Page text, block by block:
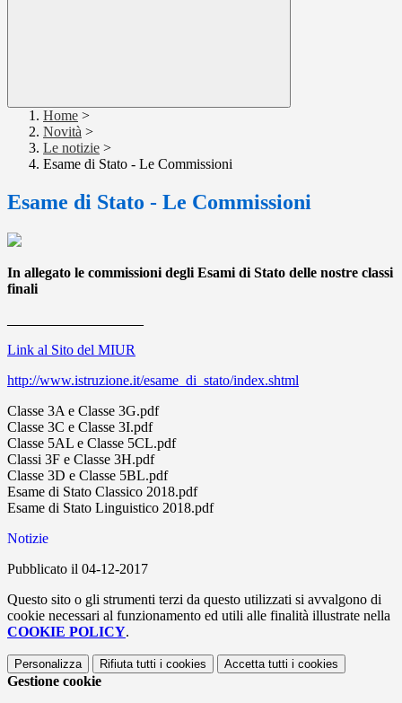
Home >
Novità >
Le notizie >
Esame di Stato - Le Commissioni
Esame di Stato - Le Commissioni
In allegato le commissioni degli Esami di Stato delle nostre classi
finali
Link al Sito del MIUR
http://www.istruzione.it/esame_di_stato/index.shtml
Classe 3A e Classe 3G.pdf
Classe 3C e Classe 3I.pdf
Classe 5AL e Classe 5CL.pdf
Classi 3F e Classe 3H.pdf
Classe 3D e Classe 5BL.pdf
Esame di Stato Classico 2018.pdf
Esame di Stato Linguistico 2018.pdf
Notizie
Pubblicato il 04-12-2017
Questo sito o gli strumenti terzi da questo utilizzati si avvalgono di
cookie necessari al funzionamento ed utili alle finalità illustrate nella
COOKIE POLICY.
Personalizza Rifiuta tutti i cookies Accetta tutti i cookies
Gestione cookie